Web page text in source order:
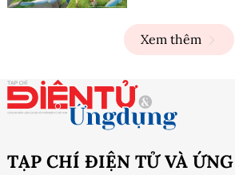
Xem thêm
TẠP CHÍ ĐIỆN TỬ VÀ